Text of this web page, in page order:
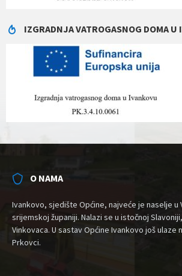
IZGRADNJA VATROGASNOG DOMA U
O NAMA
Ivankovo, sjedište Općine, najveće je naselje u
srijemskoj županiji. Nalazi se u istočnoj
Vinkovaca. U sastav Općine Ivankovo još ulaze
Prkovci.